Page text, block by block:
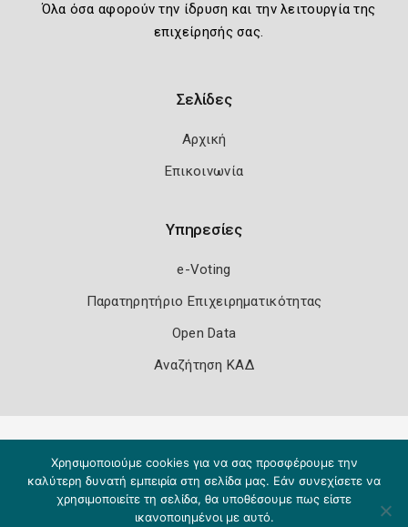
Όλα όσα αφορούν την ίδρυση και την λειτουργία της
επιχείρησής σας.
Σελίδες
Αρχική
Επικοινωνία
Υπηρεσίες
e-Voting
Παρατηρητήριο Επιχειρηματικότητας
Open Data
Αναζήτηση ΚΑΔ
Χρησιμοποιούμε cookies για να σας προσφέρουμε την
καλύτερη δυνατή εμπειρία στη σελίδα μας. Εάν συνεχίσετε να
χρησιμοποιείτε τη σελίδα, θα υποθέσουμε πως είστε
ικανοποιημένοι με αυτό.
Copyright 2026 Knowledge A.E.